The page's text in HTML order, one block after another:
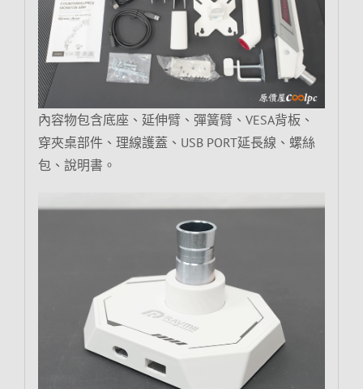
內容物包含底座、延伸臂、彈簧臂、VESA背板、
穿夾桌部件、理線護蓋、USB PORT延長線、螺絲
包、說明書。